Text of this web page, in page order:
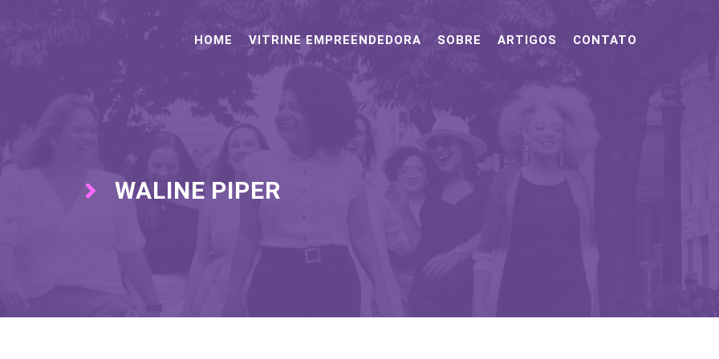
HOME VITRINE EMPREENDEDORA SOBRE ARTIGOS CONTATO
WALINE PIPER